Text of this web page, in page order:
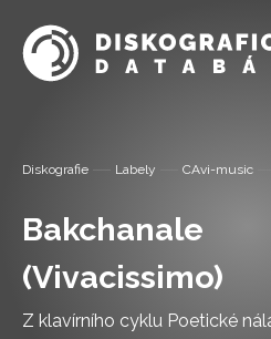
Diskografie Labely CAvi-music
Bakchanale
(Vivacissimo)
Z klavírního cyklu Poetické